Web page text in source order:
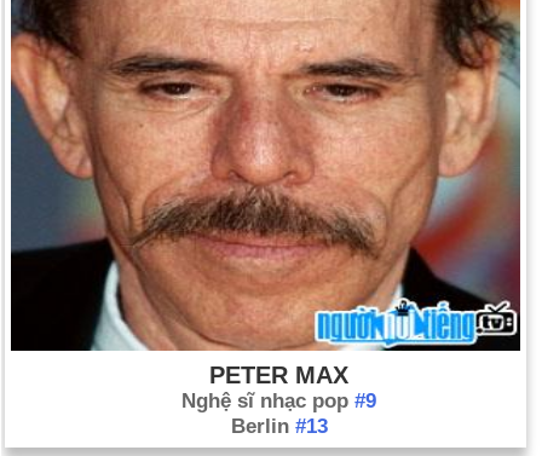
PETER MAX
Nghệ sĩ nhạc pop #9
Berlin #13